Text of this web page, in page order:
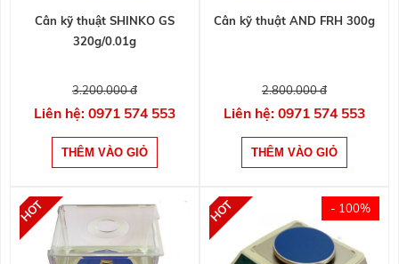
Cân kỹ thuật SHINKO GS
320g/0.01g
3.200.000 đ
Liên hệ: 0971 574 553
Cân kỹ thuật AND FRH 300g
2.800.000 đ
Liên hệ: 0971 574 553
- 100%